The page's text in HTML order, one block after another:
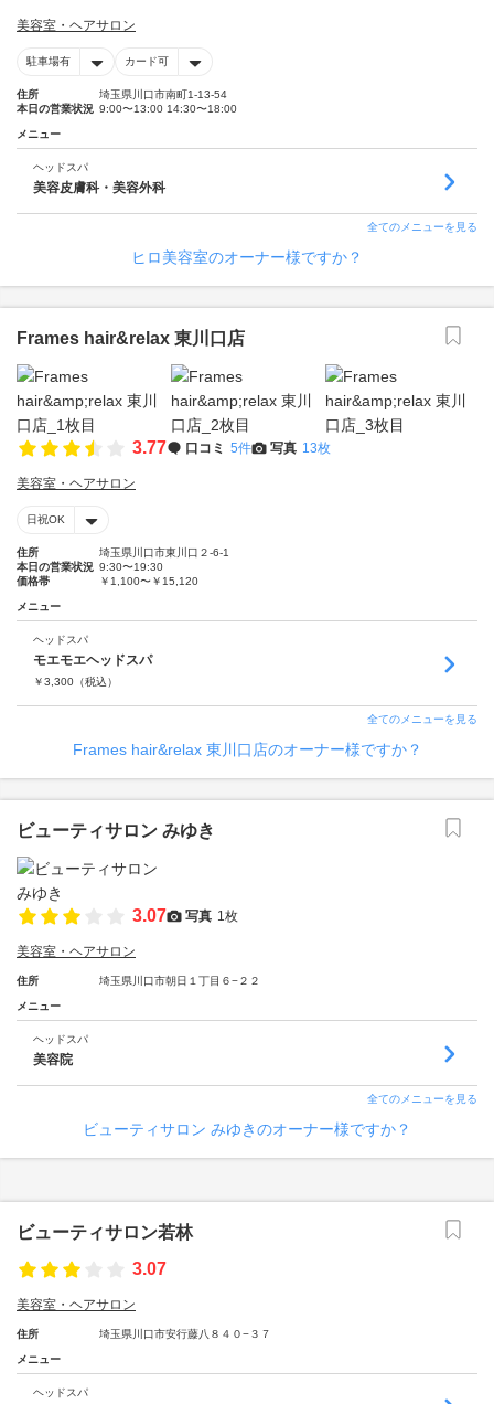
美容室・ヘアサロン
駐車場有 カード可
住所
埼玉県川口市南町1-13-54
本日の営業状況 9:00〜13:00 14:30〜18:00
メニュー
ヘッドスパ
美容皮膚科・美容外科
全てのメニューを見る
ヒロ美容室のオーナー様ですか？
Frames hair&relax 東川口店
3.77 口コミ 5件 写真 13枚
美容室・ヘアサロン
日祝OK
住所
埼玉県川口市東川口２-6-1
本日の営業状況 9:30〜19:30
価格帯
￥1,100〜￥15,120
メニュー
ヘッドスパ
モエモエヘッドスパ
￥3,300 （税込）
全てのメニューを見る
Frames hair&relax 東川口店のオーナー様ですか？
ビューティサロン みゆき
3.07 写真 1枚
美容室・ヘアサロン
住所 埼玉県川口市朝日１丁目６−２２
メニュー
ヘッドスパ
美容院
全てのメニューを見る
ビューティサロン みゆきのオーナー様ですか？
ビューティサロン若林
3.07
美容室・ヘアサロン
住所 埼玉県川口市安行藤八８４０−３７
メニュー
ヘッドスパ